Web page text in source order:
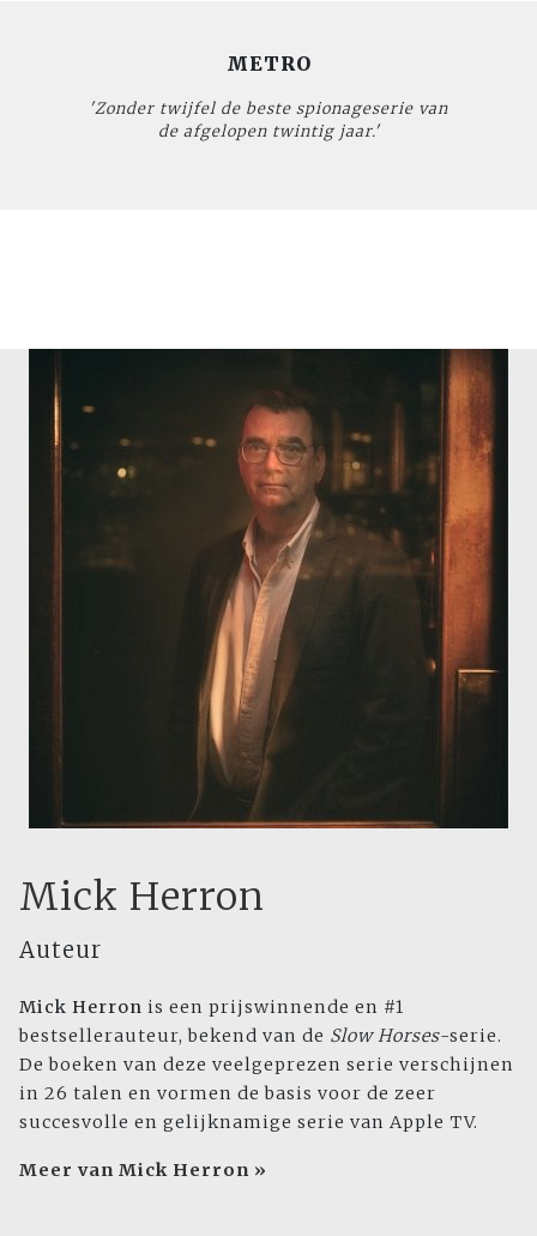
METRO
'Zonder twijfel de beste spionageserie van
de afgelopen twintig jaar.'
Mick Herron
Auteur
Mick Herron is een prijswinnende en #1
bestsellerauteur, bekend van de Slow Horses-serie.
De boeken van deze veelgeprezen serie verschijnen
in 26 talen en vormen de basis voor de zeer
succesvolle en gelijknamige serie van Apple TV.
Meer van Mick Herron »